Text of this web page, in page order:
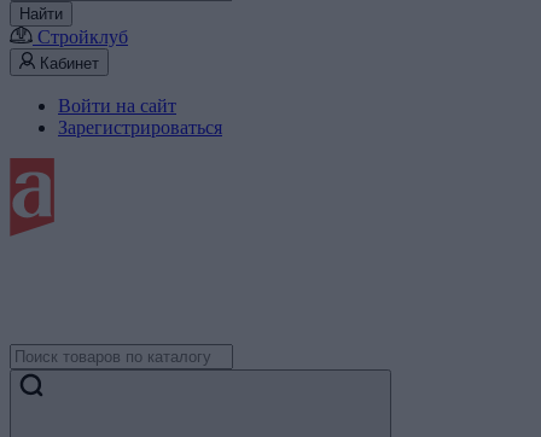
Найти
Стройклуб
Кабинет
Войти на сайт
Зарегистрироваться